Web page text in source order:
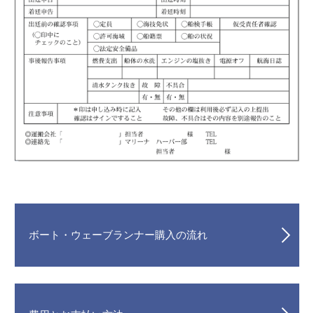
ボート・ウェーブランナー購入の流れ